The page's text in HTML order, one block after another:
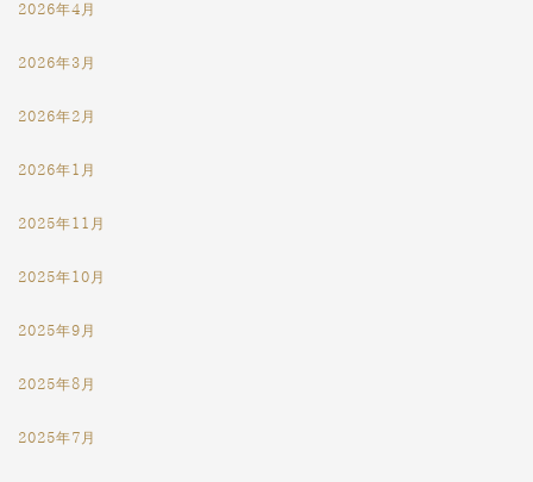
2026年4月
2026年3月
2026年2月
2026年1月
2025年11月
2025年10月
2025年9月
2025年8月
2025年7月